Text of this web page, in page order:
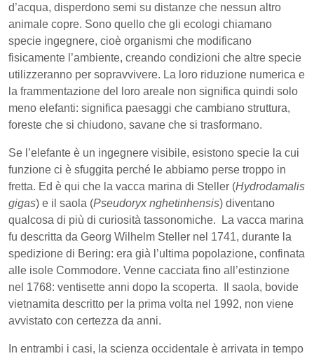
d’acqua, disperdono semi su distanze che nessun altro
animale copre. Sono quello che gli ecologi chiamano
specie ingegnere, cioè organismi che modificano
fisicamente l’ambiente, creando condizioni che altre specie
utilizzeranno per sopravvivere. La loro riduzione numerica e
la frammentazione del loro areale non significa quindi solo
meno elefanti: significa paesaggi che cambiano struttura,
foreste che si chiudono, savane che si trasformano.
Se l’elefante è un ingegnere visibile, esistono specie la cui
funzione ci è sfuggita perché le abbiamo perse troppo in
fretta. Ed è qui che la vacca marina di Steller (Hydrodamalis
gigas) e il saola (Pseudoryx nghetinhensis) diventano
qualcosa di più di curiosità tassonomiche. La vacca marina
fu descritta da Georg Wilhelm Steller nel 1741, durante la
spedizione di Bering: era già l’ultima popolazione, confinata
alle isole Commodore. Venne cacciata fino all’estinzione
nel 1768: ventisette anni dopo la scoperta. Il saola, bovide
vietnamita descritto per la prima volta nel 1992, non viene
avvistato con certezza da anni.
In entrambi i casi, la scienza occidentale è arrivata in tempo